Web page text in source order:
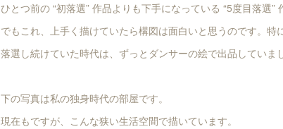
ひとつ前の “初落選” 作品よりも下手になっている “5度目落選”
でもこれ、上手く描けていたら構図は面白いと思うのです。
落選し続けていた時代は、ずっとダンサーの絵で出品していま
下の写真は私の独身時代の部屋です。
現在もですが、こんな狭い生活空間で描いています。